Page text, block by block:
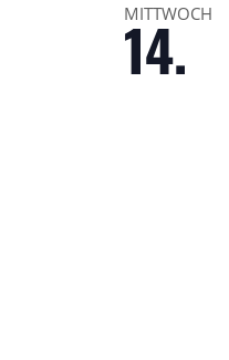
MITTWOCH
14.